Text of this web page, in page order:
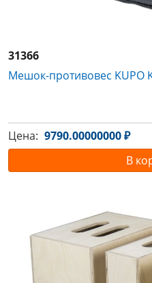
31366
Мешок-противовес KUPO
Цена: 9790.00000000 ₽
В